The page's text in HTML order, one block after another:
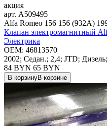
акция
арт. A509495
Alfa Romeo 156 156 (932A)
Клапан электромагнитный
Электрика
OEM: 46813570
2002; Седан.; 2,4; JTD;
84 BYN 65 BYN
В корзинуВ корзине